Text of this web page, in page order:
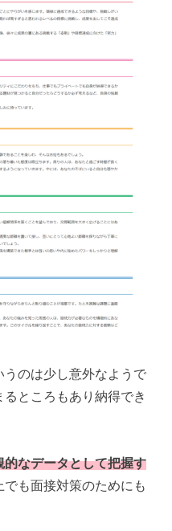
のは少し意外なようで
ところもあり納得でき
的なデータとして把握す
も面接対策のためにも